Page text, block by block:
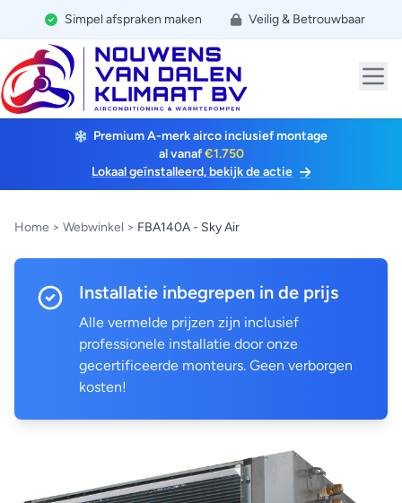
Simpel afspraken maken Veilig & Betrouwbaar
Premium A-merk airco inclusief montage
al vanaf€1.750
Lokaal geïnstalleerd, bekijk de actie
Home > Webwinkel > FBA140A - Sky Air
Installatie inbegrepen in de prijs
Alle vermelde prijzen zijn inclusief
professionele installatie door onze
gecertificeerde monteurs. Geen verborgen
kosten!